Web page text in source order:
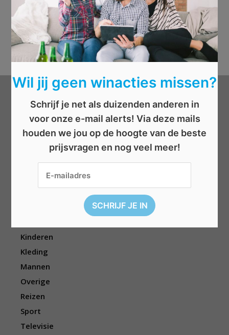
Categorieën
Beauty
Cadeau
Kinderen
Kleding
Mannen
Overige
Reizen
Sport
Televisie
Wil jij geen winacties missen?
Schrijf je net als duizenden anderen in
voor onze e-mail alerts! Via deze mails
houden we jou op de hoogte van de beste
prijsvragen en nog veel meer!